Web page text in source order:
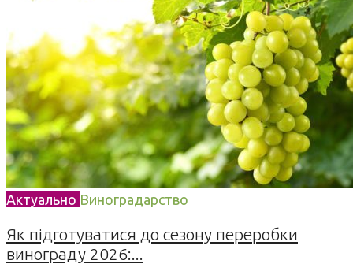
Актуально Виноградарство
Як підготуватися до сезону переробки
винограду 2026:...